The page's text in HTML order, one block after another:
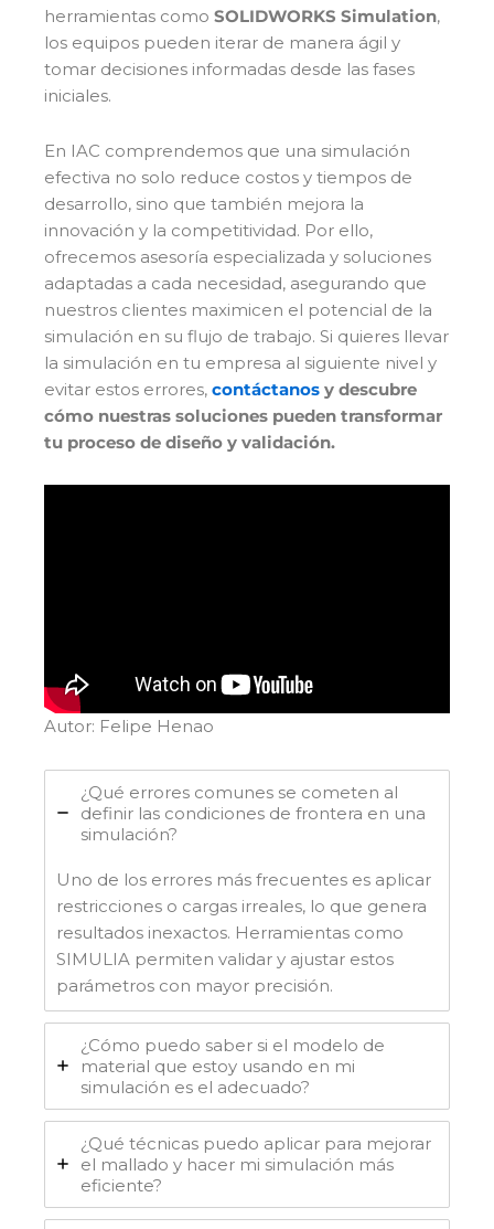
herramientas como SOLIDWORKS Simulation,
los equipos pueden iterar de manera ágil y
tomar decisiones informadas desde las fases
iniciales.
En IAC comprendemos que una simulación
efectiva no solo reduce costos y tiempos de
desarrollo, sino que también mejora la
innovación y la competitividad. Por ello,
ofrecemos asesoría especializada y soluciones
adaptadas a cada necesidad, asegurando que
nuestros clientes maximicen el potencial de la
simulación en su flujo de trabajo. Si quieres llevar
la simulación en tu empresa al siguiente nivel y
evitar estos errores, contáctanos y descubre
cómo nuestras soluciones pueden transformar
tu proceso de diseño y validación.
Autor: Felipe Henao
¿Qué errores comunes se cometen al
definir las condiciones de frontera en una
simulación?
Uno de los errores más frecuentes es aplicar
restricciones o cargas irreales, lo que genera
resultados inexactos. Herramientas como
SIMULIA permiten validar y ajustar estos
parámetros con mayor precisión.
¿Cómo puedo saber si el modelo de
material que estoy usando en mi
simulación es el adecuado?
¿Qué técnicas puedo aplicar para mejorar
el mallado y hacer mi simulación más
eficiente?